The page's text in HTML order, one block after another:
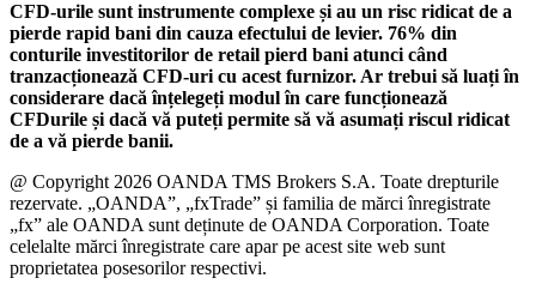
CFD-urile sunt instrumente complexe și au un risc ridicat de a
pierde rapid bani din cauza efectului de levier. 76% din
conturile investitorilor de retail pierd bani atunci când
tranzacționează CFD-uri cu acest furnizor. Ar trebui să luați în
considerare dacă înțelegeți modul în care funcționează
CFDurile și dacă vă puteți permite să vă asumați riscul ridicat
de a vă pierde banii.
@ Copyright 2026 OANDA TMS Brokers S.A. Toate drepturile
rezervate. „OANDA”, „fxTrade” și familia de mărci înregistrate
„fx” ale OANDA sunt deținute de OANDA Corporation. Toate
celelalte mărci înregistrate care apar pe acest site web sunt
proprietatea posesorilor respectivi.